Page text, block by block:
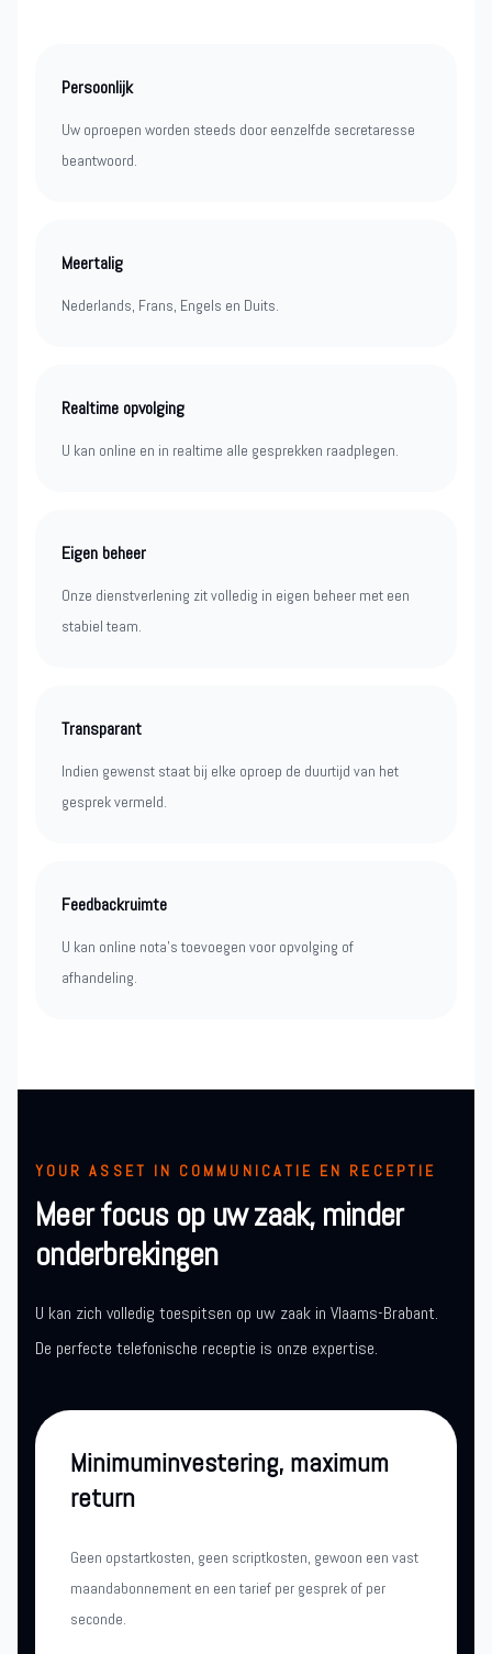
Persoonlijk
Uw oproepen worden steeds door eenzelfde secretaresse
beantwoord.
Meertalig
Nederlands, Frans, Engels en Duits.
Realtime opvolging
U kan online en in realtime alle gesprekken raadplegen.
Eigen beheer
Onze dienstverlening zit volledig in eigen beheer met een
stabiel team.
Transparant
Indien gewenst staat bij elke oproep de duurtijd van het
gesprek vermeld.
Feedbackruimte
U kan online nota’s toevoegen voor opvolging of
afhandeling.
YOUR ASSET IN COMMUNICATIE EN RECEPTIE
Meer focus op uw zaak, minder
onderbrekingen
U kan zich volledig toespitsen op uw zaak in Vlaams-Brabant.
De perfecte telefonische receptie is onze expertise.
Minimuminvestering, maximum
return
Geen opstartkosten, geen scriptkosten, gewoon een vast
maandabonnement en een tarief per gesprek of per
seconde.